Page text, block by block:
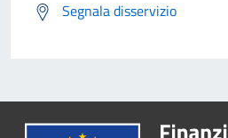
Segnala disservizio